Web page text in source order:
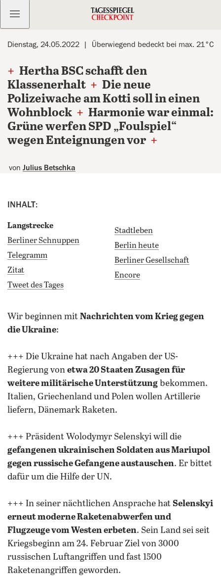
Kostenlos anmelden
Dienstag, 24.05.2022 Überwiegend bedeckt bei max. 21°C
+ Hertha BSC schafft den
Klassenerhalt + Die neue
Polizeiwache am Kotti soll in einen
Wohnblock + Harmonie war einmal:
Grüne werfen SPD „Foulspiel“
wegen Enteignungen vor +
von Julius Betschka
INHALT:
Langstrecke
Berliner Schnuppen
Telegramm
Zitat
Tweet des Tages
Stadtleben
Berlin heute
Berliner Gesellschaft
Encore
wir beginnen mit Nachrichten vom Krieg gegen
die Ukraine:
+++ Die Ukraine hat nach Angaben der US-
Regierung von etwa 20 Staaten Zusagen für
weitere militärische Unterstützung bekommen.
Italien, Griechenland und Polen wollen Artillerie
liefern, Dänemark Raketen.
+++ Präsident Wolodymyr Selenskyi will die
gefangenen ukrainischen Soldaten aus Mariupol
gegen russische Gefangene austauschen. Er bittet
dafür um die Hilfe der UN.
+++ In seiner nächtlichen Ansprache hat Selenskyi
erneut moderne Raketenabwerfen und
Flugzeuge vom Westen erbeten. Sein Land sei seit
Kriegsbeginn am 24. Februar Ziel von 3000
russischen Luftangriffen und fast 1500
Raketenangriffen geworden.